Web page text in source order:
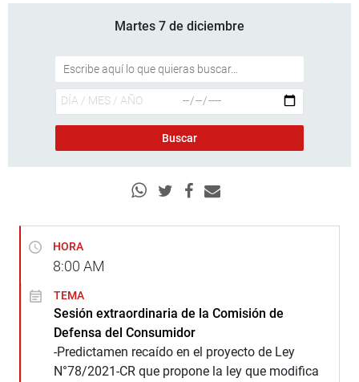
Martes 7 de diciembre
HORA
8:00 AM
TEMA
Sesión extraordinaria de la Comisión de
Defensa del Consumidor
-Predictamen recaído en el proyecto de Ley
N°78/2021-CR que propone la ley que modifica